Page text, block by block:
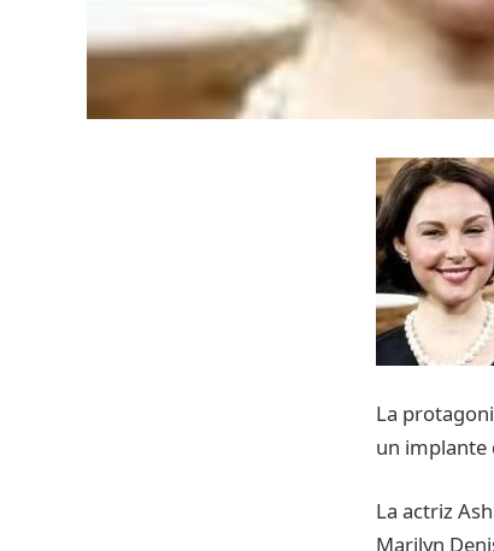
La
un implante
La actriz
Marilyn